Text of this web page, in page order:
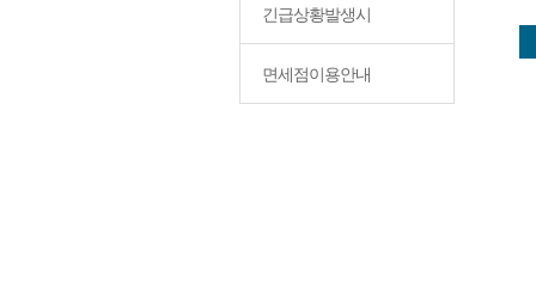
긴급상황발생시
면세점이용안내